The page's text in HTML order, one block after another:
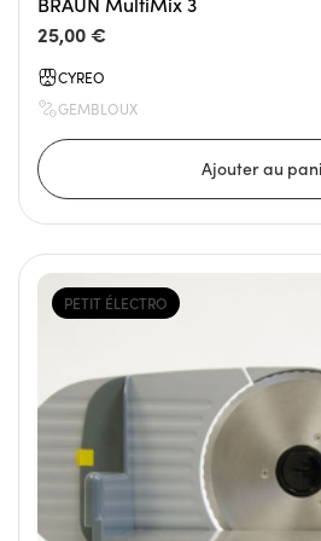
25,00 €
CYREO
GEMBLOUX
PETIT ÉLECTRO